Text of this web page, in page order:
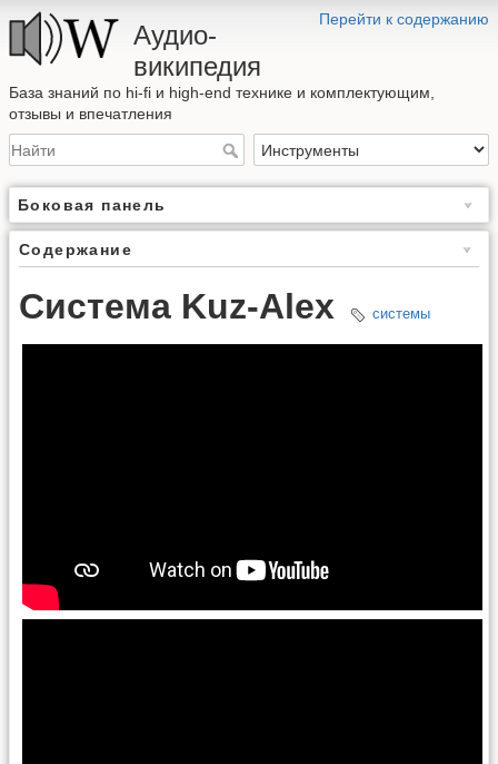
Перейти к содержанию
Аудио-
википедия
База знаний по hi-fi и high-end технике и комплектующим,
отзывы и впечатления
Боковая панель
Содержание
Система Kuz-Alex системы